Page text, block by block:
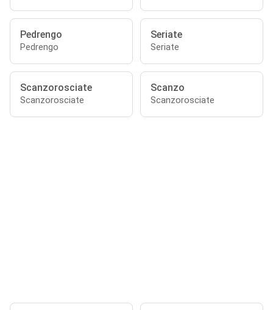
Pedrengo
Pedrengo
Seriate
Seriate
Scanzorosciate
Scanzorosciate
Scanzo
Scanzorosciate